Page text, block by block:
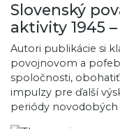
Slovenský
aktivity 1945 –
Autori publikácie si
povojnovom a
spoločnosti,
impulzy pre ďalší
periódy novodobých